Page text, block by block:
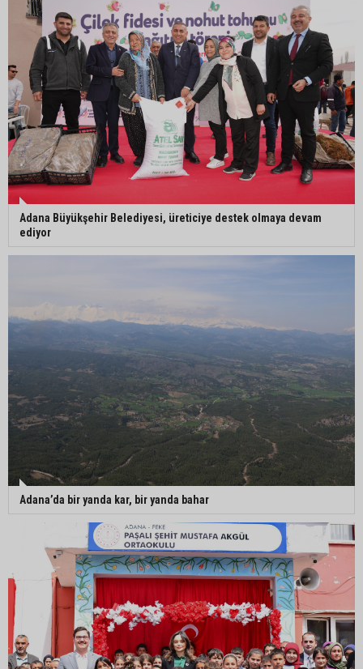
Mustafa Özkan: "Yüreğir Belediye Başkan
Vekilliği seçimine ilişkin hukuki süreç başlatıldı"
Adana Büyükşehir Belediyesi, üreticiye destek olmaya devam
ediyor
Adana’da bir yanda kar, bir yanda bahar